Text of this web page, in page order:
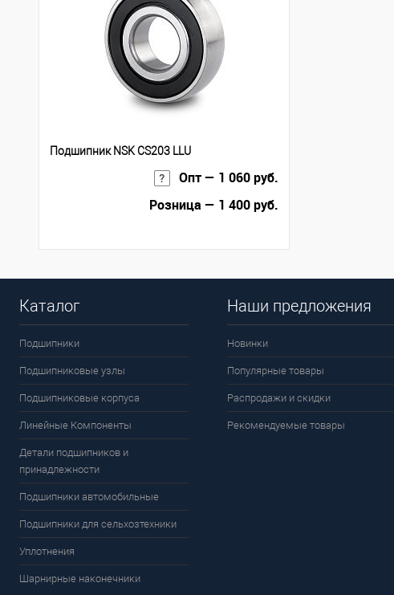
Подшипник NSK CS203 LLU
Опт — 1 060 руб.
Розница — 1 400 руб.
Каталог
Подшипники
Подшипниковые узлы
Подшипниковые корпуса
Линейные Компоненты
Детали подшипников и
принадлежности
Подшипники автомобильные
Подшипники для сельхозтехники
Уплотнения
Шарнирные наконечники
Наши предложения
Новинки
Популярные товары
Распродажи и скидки
Рекомендуемые товары